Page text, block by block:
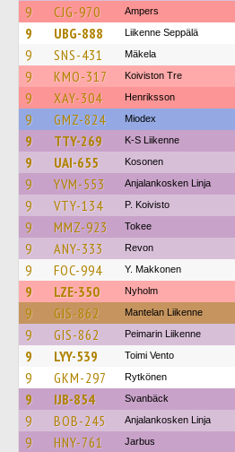
9 CJG-970 Ampers
9 UBG-888 Liikenne Seppälä
9 SNS-431 Mäkela
9 KMO-317 Koiviston Tre
9 XAY-304 Henriksson
9 GMZ-824 Miodex
9 TTY-269 K-S Liikenne
9 UAI-655 Kosonen
9 YVM-553 Anjalankosken Linja
9 VTY-134 P. Koivisto
9 MMZ-923 Tokee
9 ANY-333 Revon
9 FOC-994 Y. Makkonen
9 LZE-350 Nyholm
9 GIS-862 Mantelan Liikenne
9 GIS-862 Peimarin Liikenne
9 LYY-539 Toimi Vento
9 GKM-297 Rytkönen
9 IJB-854 Svanbäck
9 BOB-245 Anjalankosken Linja
9 HNY-761 Jarbus